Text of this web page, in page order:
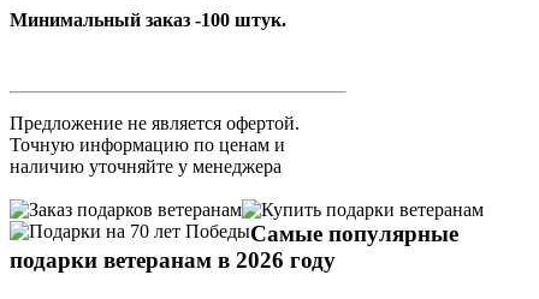
Минимальный заказ -100 штук.
Предложение не является офертой.
Точную информацию по ценам и
наличию уточняйте у менеджера
Самые популярные
подарки ветеранам в 2026 году